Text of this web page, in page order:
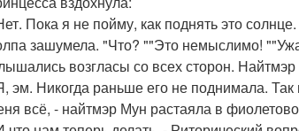
Пока я не пойму, как поднять это солнце.
зашумела. "Что? ""Это немыслимо!
возгласы со всех сторон.
эм. Никогда раньше его не поднимала.
всё, - найтмэр Мун растаяла в